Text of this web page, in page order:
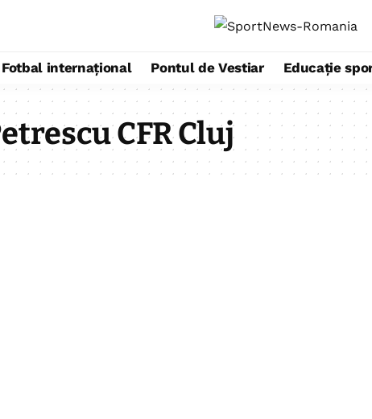
Fotbal internațional Pontul de Vestiar Educație
CFR Cluj